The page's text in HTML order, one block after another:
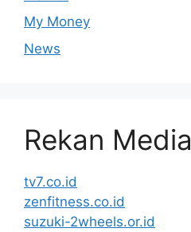
My Money
News
Rekan Media
tv7.co.id
zenfitness.co.id
suzuki-2wheels.or.id